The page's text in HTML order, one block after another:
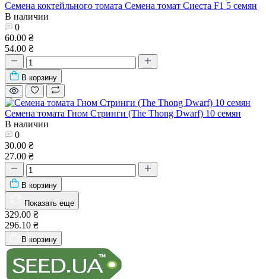
Семена коктейльного томата Семена томат Сиеста F1 5 семян
В наличии
0
60.00 ₴
54.00 ₴
В корзину
Семена томата Гном Стринги (The Thong Dwarf) 10 семян
В наличии
0
30.00 ₴
27.00 ₴
В корзину
Показать еще
329.00 ₴
296.10 ₴
В корзину